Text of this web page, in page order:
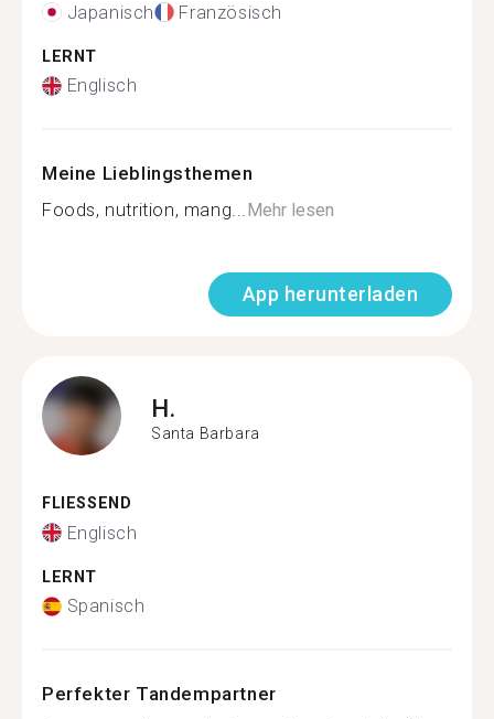
Japanisch Französisch
LERNT
Englisch
Meine Lieblingsthemen
Foods, nutrition, mang...Mehr lesen
App herunterladen
H.
Santa Barbara
FLIESSEND
Englisch
LERNT
Spanisch
Perfekter Tandempartner